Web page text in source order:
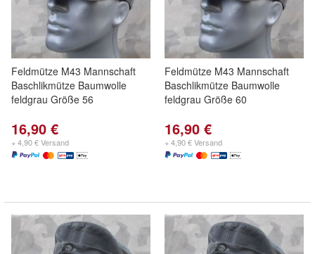
Feldmütze M43 Mannschaft
Baschlikmütze Baumwolle
feldgrau Größe 56
16,90 €
+ 4,90 € Versand
Feldmütze M43 Mannschaft
Baschlikmütze Baumwolle
feldgrau Größe 60
16,90 €
+ 4,90 € Versand